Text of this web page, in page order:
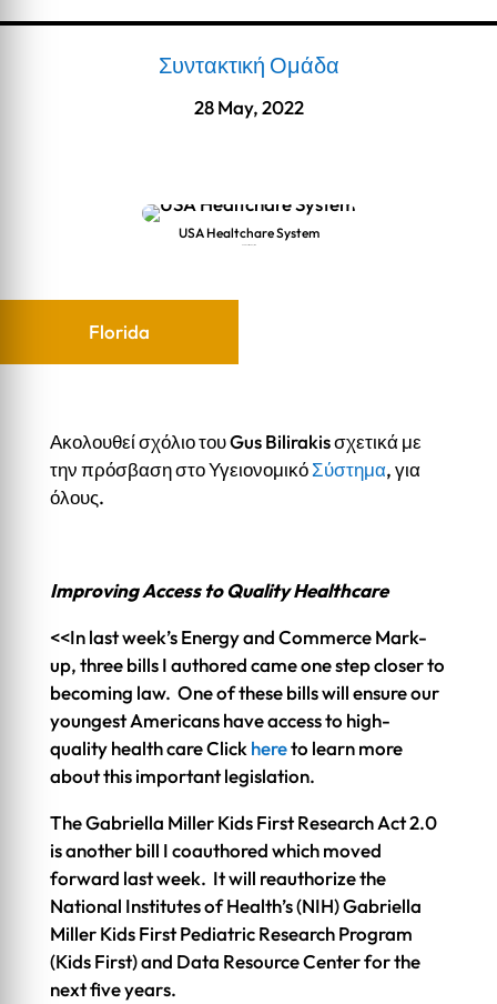
Συντακτική Ομάδα
28 May, 2022
USA Healtchare System
Florida
Ακολουθεί σχόλιο του Gus Bilirakis σχετικά με
την πρόσβαση στο ΥγειονομικόΣύστημα, για
όλους.
Improving Access to Quality Healthcare
<<In last week’s Energy and Commerce Mark-
up, three bills I authored came one step closer to
becoming law. One of these bills will ensure our
youngest Americans have access to high-
quality health care Click hereto learn more
about this important legislation.
The Gabriella Miller Kids First Research Act 2.0
is another bill I coauthored which moved
forward last week. It will reauthorize the
National Institutes of Health’s (NIH) Gabriella
Miller Kids First Pediatric Research Program
(Kids First) and Data Resource Center for the
next five years.